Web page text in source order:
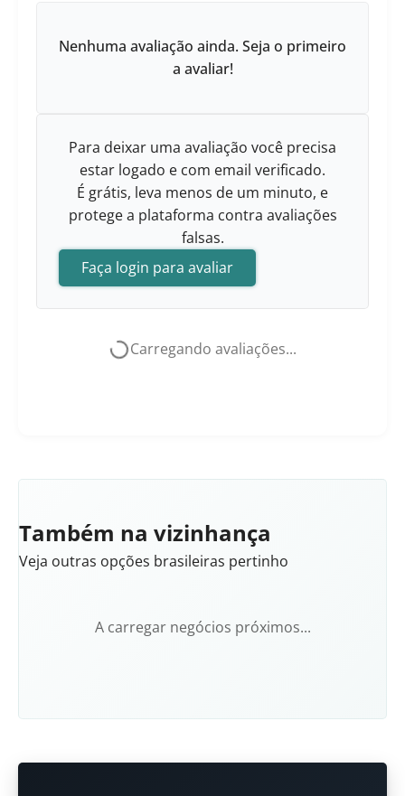
Nenhuma avaliação ainda. Seja o primeiro
a avaliar!
Para deixar uma avaliação você precisa
estar logado e com email verificado.
É grátis, leva menos de um minuto, e
protege a plataforma contra avaliações
falsas.
Faça login para avaliar
Carregando avaliações...
Também na vizinhança
Veja outras opções brasileiras pertinho
A carregar negócios próximos...